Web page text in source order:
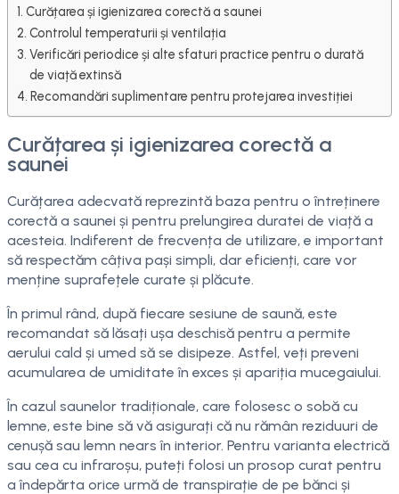
Curățarea și igienizarea corectă a saunei
Controlul temperaturii și ventilația
Verificări periodice și alte sfaturi practice pentru o durată
de viață extinsă
Recomandări suplimentare pentru protejarea investiției
Curățarea și igienizarea corectă a
saunei
Curățarea adecvată reprezintă baza pentru o întreținere
corectă a saunei și pentru prelungirea duratei de viață a
acesteia. Indiferent de frecvența de utilizare, e important
să respectăm câțiva pași simpli, dar eficienți, care vor
menține suprafețele curate și plăcute.
În primul rând, după fiecare sesiune de saună, este
recomandat să lăsați ușa deschisă pentru a permite
aerului cald și umed să se disipeze. Astfel, veți preveni
acumularea de umiditate în exces și apariția mucegaiului.
În cazul saunelor tradiționale, care folosesc o sobă cu
lemne, este bine să vă asigurați că nu rămân reziduuri de
cenușă sau lemn nears în interior. Pentru varianta electrică
sau cea cu infraroșu, puteți folosi un prosop curat pentru
a îndepărta orice urmă de transpirație de pe bănci și